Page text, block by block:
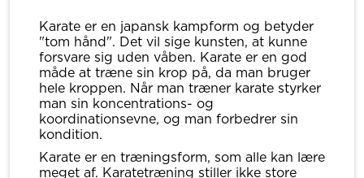
Karate er en japansk kampform og betyder
"tom hånd". Det vil sige kunsten, at kunne
forsvare sig uden våben. Karate er en god
måde at træne sin krop på, da man bruger
hele kroppen. Når man træner karate styrker
man sin koncentrations- og
koordinationsevne, og man forbedrer sin
kondition.
Karate er en træningsform, som alle kan lære
meget af. Karatetræning stiller ikke store